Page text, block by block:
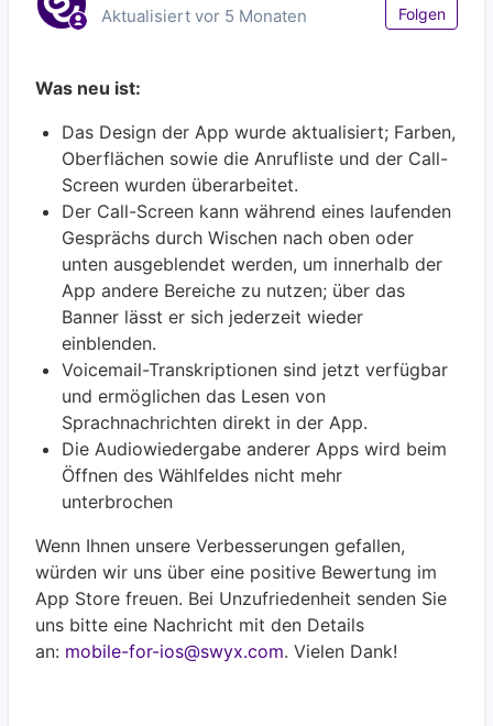
Aktualisiert vor 5 Monaten Folgen
Was neu ist:
Das Design der App wurde aktualisiert; Farben,
Oberflächen sowie die Anrufliste und der Call-
Screen wurden überarbeitet.
Der Call-Screen kann während eines laufenden
Gesprächs durch Wischen nach oben oder
unten ausgeblendet werden, um innerhalb der
App andere Bereiche zu nutzen; über das
Banner lässt er sich jederzeit wieder
einblenden.
Voicemail-Transkriptionen sind jetzt verfügbar
und ermöglichen das Lesen von
Sprachnachrichten direkt in der App.
Die Audiowiedergabe anderer Apps wird beim
Öffnen des Wählfeldes nicht mehr
unterbrochen
Wenn Ihnen unsere Verbesserungen gefallen,
würden wir uns über eine positive Bewertung im
App Store freuen. Bei Unzufriedenheit senden Sie
uns bitte eine Nachricht mit den Details
an: mobile-for-ios@swyx.com. Vielen Dank!